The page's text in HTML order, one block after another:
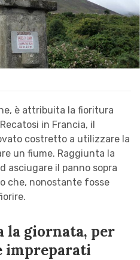
è attribuita la fioritura
in Francia, il
costretto a utilizzare la
un fiume. Raggiunta la
asciugare il panno sopra
che, nonostante fosse
la giornata, per
impreparati